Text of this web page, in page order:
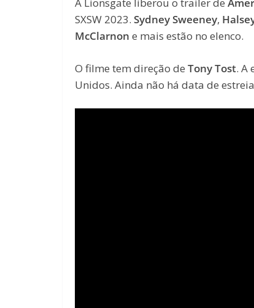
SXSW 2023. Sydney Sweeney,
McClarnon e mais estão no elenco.
O filme tem direção de Tony Tost. A
Unidos. Ainda não há data de